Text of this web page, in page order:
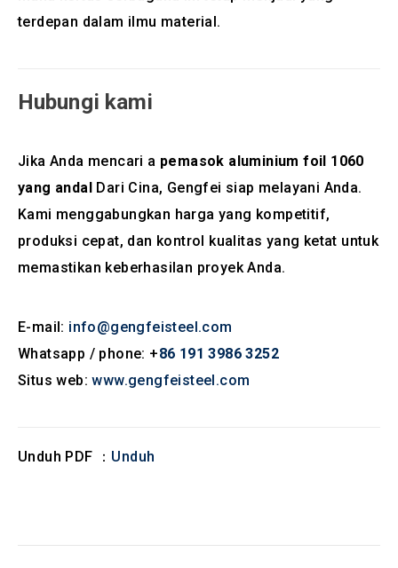
terdepan dalam ilmu material.
Hubungi kami
Jika Anda mencari a pemasok aluminium foil 1060
yang andal Dari Cina, Gengfei siap melayani Anda.
Kami menggabungkan harga yang kompetitif,
produksi cepat, dan kontrol kualitas yang ketat untuk
memastikan keberhasilan proyek Anda.
E-mail: info@gengfeisteel.com
Whatsapp / phone: +86 191 3986 3252
Situs web:www.gengfeisteel.com
Unduh PDF ： Unduh